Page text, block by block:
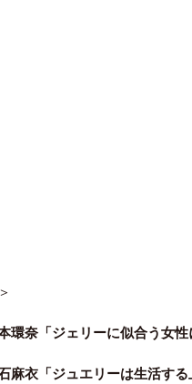
＞
環奈「ジェリーに似合う女性
石麻衣「ジュエリーは生活す